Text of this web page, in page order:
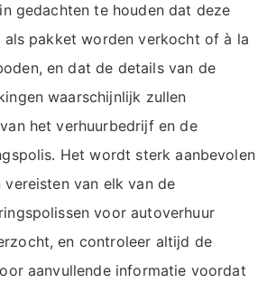
gedachten te houden dat deze
als pakket worden verkocht of à la
en dat de details van de
waarschijnlijk zullen
het verhuurbedrijf en de
Het wordt sterk aanbevolen
van elk van de
voor autoverhuur
en controleer altijd de
aanvullende informatie voordat